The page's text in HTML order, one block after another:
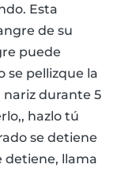
Esta
de su
puede
se pellizque la
nariz durante 5
hazlo tú
se detiene
detiene, llama